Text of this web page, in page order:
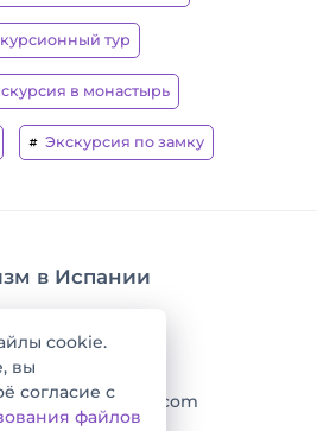
тур
в монастырь
Экскурсия по замку
в Испании
+34 661079988
cookie.
вы
согласие с
файлов